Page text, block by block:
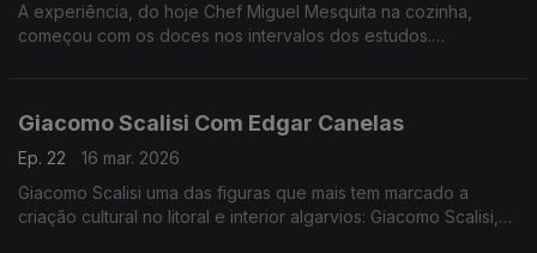
A experiência, do hoje Chef Miguel Mesquita na cozinha,
começou com os doces nos intervalos dos estudos.
Giacomo Scalisi Com Edgar Canelas
Ep. 22
16 mar. 2026
Giacomo Scalisi uma das figuras que mais tem marcado a
criação cultural no litoral e interior algarvios: Giacomo Scalisi,